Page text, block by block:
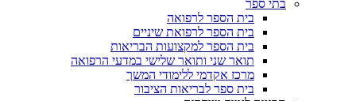
בתי ספר
בית הספר לרפואה
בית הספר לרפואת שיניים
בית הספר למקצועות הבריאות
תואר שני ותואר שלישי במדעי הרפואה
מרכז אקדמי ללימודי המשך
בית ספר לבריאות הציבור